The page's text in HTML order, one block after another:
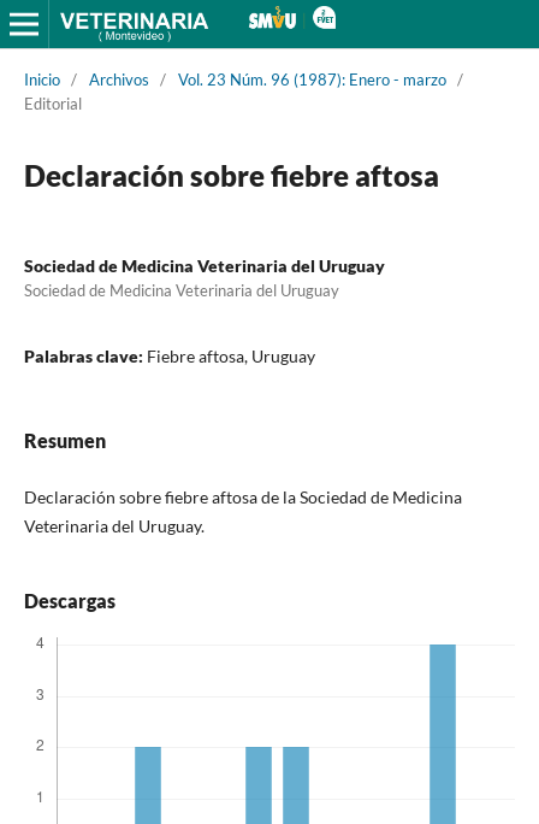
Inicio / Archivos / Vol. 23 Núm. 96 (1987): Enero - marzo /
Editorial
Declaración sobre fiebre aftosa
Sociedad de Medicina Veterinaria del Uruguay
Sociedad de Medicina Veterinaria del Uruguay
Palabras clave: Fiebre aftosa, Uruguay
Resumen
Declaración sobre fiebre aftosa de la Sociedad de Medicina
Veterinaria del Uruguay.
Descargas